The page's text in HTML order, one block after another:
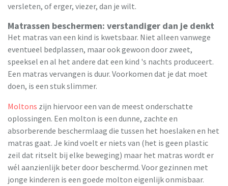
versleten, of erger, viezer, dan je wilt.
Matrassen beschermen: verstandiger dan je denkt
Het matras van een kind is kwetsbaar. Niet alleen vanwege
eventueel bedplassen, maar ook gewoon door zweet,
speeksel en al het andere dat een kind 's nachts produceert.
Een matras vervangen is duur. Voorkomen dat je dat moet
doen, is een stuk slimmer.
Moltons zijn hiervoor een van de meest onderschatte
oplossingen. Een molton is een dunne, zachte en
absorberende beschermlaag die tussen het hoeslaken en het
matras gaat. Je kind voelt er niets van (het is geen plastic
zeil dat ritselt bij elke beweging) maar het matras wordt er
wél aanzienlijk beter door beschermd. Voor gezinnen met
jonge kinderen is een goede molton eigenlijk onmisbaar.